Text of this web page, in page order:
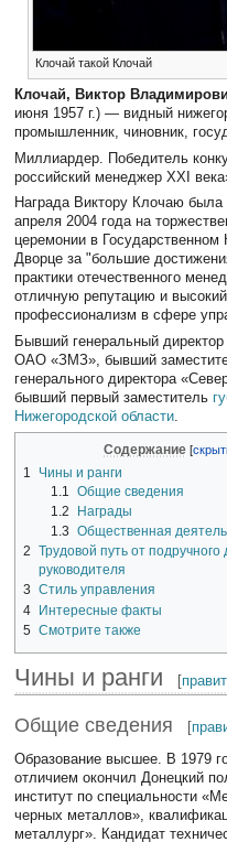
Клочай такой Клочай
Клочай, Виктор
июня 1957 г.) — видный
промышленник, чиновник,
Миллиардер. Победитель
российский менеджер XXI
Награда Виктору Клочаю была
апреля 2004 года на
церемонии в Государственном
Дворце за "большие
практики отечественного
отличную репутацию и высокий
профессионализм в сфере
Бывший генеральный
ОАО «ЗМЗ», бывший
генерального директора
бывший первый заместитель
Нижегородской области
Содержание
1
Чины и ранги
1.1
Общие сведения
1.2
Награды
1.3 Общественная
2
Трудовой путь от подручного
руководителя
3
Стиль управления
4 Интересные факты
5 Смотрите также
Чины и ранги [
Общие сведения [
Образование высшее. В 1979
отличием окончил Донецкий
институт по специальности
черных металлов»,
металлург». Кандидат